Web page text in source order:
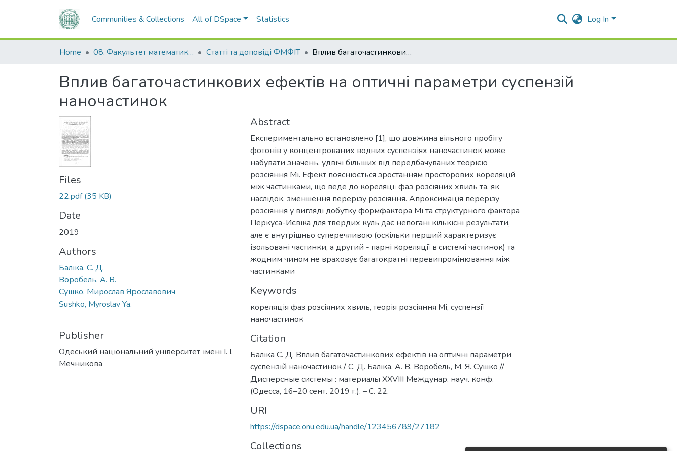
Communities & Collections All of DSpace Statistics Log In
Home 08. Факультет математики, фізики та інформаційних технологій Статті та доповіді ФМФІТ Вплив багаточастинкових ефектів на оптичні параметри суспензій наночастинок
Вплив багаточастинкових ефектів на оптичні параметри суспензій
наночастинок
Files
22.pdf(35 KB)
Date
2019
Authors
Баліка, С. Д.
Воробель, А. В.
Сушко, Мирослав Ярославович
Sushko, Myroslav Ya.
Publisher
Одеський національний університет імені І. І.
Мечникова
Abstract
Експериментально встановлено [1], що довжина вільного пробігу
фотонів у концентрованих водних суспензіях наночастинок може
набувати значень, удвічі більших від передбачуваних теорією
розсіяння Мі. Ефект пояснюється зростанням просторових кореляцій
між частинками, що веде до кореляції фаз розсіяних хвиль та, як
наслідок, зменшення перерізу розсіяння. Апроксимація перерізу
розсіяння у вигляді добутку формфактора Мі та структурного фактора
Перкуса-Иєвіка для твердих куль дає непогані кількісні результати,
але є внутрішньо суперечливою (оскільки перший характеризує
ізольовані частинки, а другий - парні кореляції в системі частинок) та
жодним чином не враховує багатократні перевипромінювання між
частинками
Keywords
кореляція фаз розсіяних хвиль, теорія розсіяння Мі, суспензії
наночастинок
Citation
Баліка С. Д. Вплив багаточастинкових ефектів на оптичні параметри
суспензій наночастинок / С. Д. Баліка, А. В. Воробель, М. Я. Сушко //
Дисперсные системы : материалы XXVIII Междунар. науч. конф.
(Одесса, 16–20 сент. 2019 г.). – С. 22.
URI
https://dspace.onu.edu.ua/handle/123456789/27182
Collections